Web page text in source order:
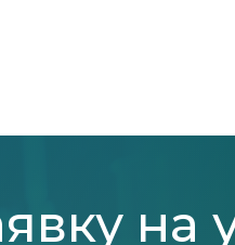
на